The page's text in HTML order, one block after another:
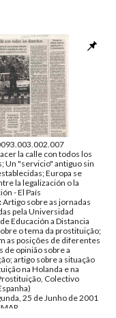
la calle con todos los
Un "servicio" antiguo sin
Europa se
la legalización o la
- El País
Artigo sobre as jornadas
pela Universidad
Educación a Distancia
o tema da prostituição;
as posições de diferentes
de opinião sobre a
artigo sobre a situação
na Holanda e na
Colectivo
25 de Junho de 2001